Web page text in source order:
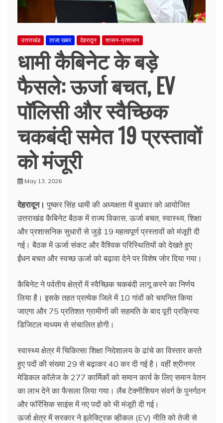
उत्तराखंड ताजा खबर देहरादून शासन-प्रशासन
धामी कैबिनेट के बड़े
फैसले: ऊर्जा बचत, EV
पॉलिसी और स्वैच्छिक
चकबंदी समेत 19 प्रस्तावों
को मंजूरी
May 13, 2026
देहरादून।पुष्कर सिंह धामी की अध्यक्षता में बुधवार को आयोजित
उत्तराखंड कैबिनेट बैठक में राज्य विकास, ऊर्जा बचत, स्वास्थ्य, शिक्षा
और प्रशासनिक सुधारों से जुड़े 19 महत्वपूर्ण प्रस्तावों को मंजूरी दी
गई। बैठक में ऊर्जा संकट और वैश्विक परिस्थितियों को देखते हुए
ईंधन बचत और स्वच्छ ऊर्जा को बढ़ावा देने पर विशेष जोर दिया गया।
कैबिनेट ने पर्वतीय क्षेत्रों में स्वैच्छिक चकबंदी लागू करने का निर्णय
लिया है। इसके तहत प्रत्येक जिले में 10 गांवों को चयनित किया
जाएगा और 75 प्रतिशत ग्रामीणों की सहमति के बाद पूरी प्रक्रिया
डिजिटल माध्यम से संचालित होगी।
स्वास्थ्य क्षेत्र में चिकित्सा शिक्षा निदेशालय के ढांचे का विस्तार करते
हुए पदों की संख्या 29 से बढ़ाकर 40 कर दी गई है। वहीं श्रीनगर
मेडिकल कॉलेज के 277 कार्मिकों को समान कार्य के लिए समान वेतन
का लाभ देने का फैसला लिया गया। लैब टेक्नीशियन संवर्ग के पुनर्गठन
और फॉरेंसिक साइंस में नए पदों को भी मंजूरी दी गई।
ऊर्जा क्षेत्र में सरकार ने इलेक्ट्रिक व्हीकल (EV) नीति को तेजी से